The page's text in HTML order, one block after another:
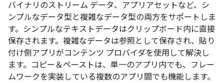
バイナリのストリーム データ、アプリアセットなど、シ
ンプルなデータ型と複雑なデータ型の両方をサポートしま
す。シンプルなテキストデータはクリップボード内に直接
保存されます。複雑なデータは参照として保存され、貼り
付け側アプリがコンテンツ プロバイダを使用して解決し
ます。コピー＆ペーストは、単一のアプリ内でも、フレー
ムワークを実装している複数のアプリ間でも機能します。